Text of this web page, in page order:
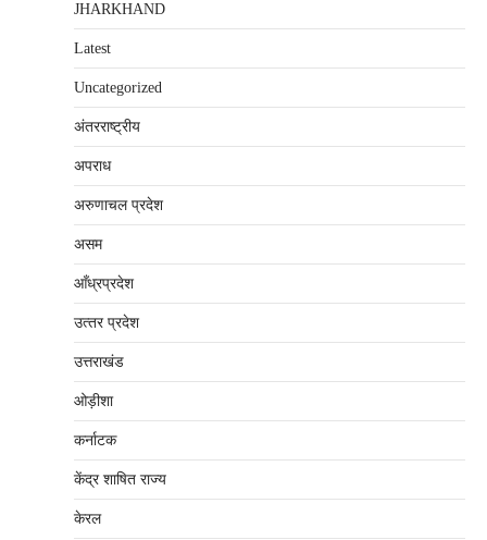
JHARKHAND
Latest
Uncategorized
अंतरराष्‍ट्रीय
अपराध
अरुणाचल प्रदेश
असम
आँध्रप्रदेश
उत्‍तर प्रदेश
उत्तराखंड
ओड़ीशा
कर्नाटक
केंद्र शाषित राज्य
केरल